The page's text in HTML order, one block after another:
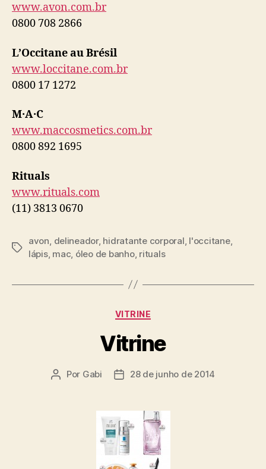
www.avon.com.br
0800 708 2866
L’Occitane au Brésil
www.loccitane.com.br
0800 17 1272
M·A·C
www.maccosmetics.com.br
0800 892 1695
Rituals
www.rituals.com
(11) 3813 0670
Tags
avon delineador, hidratante corporal l'occitane,
lápis, mac óleo de banho, rituals
Categorias
VITRINE
Vitrine
Autor
Por Gabi
Data28 de junho de 2014